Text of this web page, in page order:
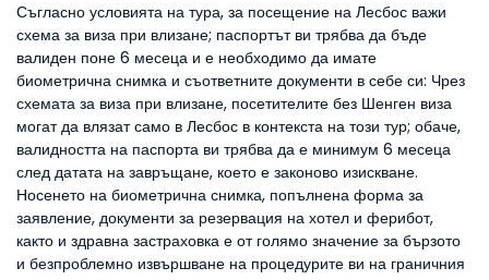
Съгласно условията на тура, за посещение на Лесбос важи
схема за виза при влизане; паспортът ви трябва да бъде
валиден поне 6 месеца и е необходимо да имате
биометрична снимка и съответните документи в себе си: Чрез
схемата за виза при влизане, посетителите без Шенген виза
могат да влязат само в Лесбос в контекста на този тур; обаче,
валидността на паспорта ви трябва да е минимум 6 месеца
след датата на завръщане, което е законово изискване.
Носенето на биометрична снимка, попълнена форма за
заявление, документи за резервация на хотел и ферибот,
както и здравна застраховка е от голямо значение за бързото
и безпроблемно извършване на процедурите ви на граничния